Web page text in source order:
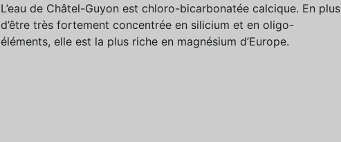
L’eau de Châtel-Guyon est chloro-bicarbonatée calcique. En plus
d’être très fortement concentrée en silicium et en oligo-
éléments, elle est la plus riche en magnésium d’Europe.